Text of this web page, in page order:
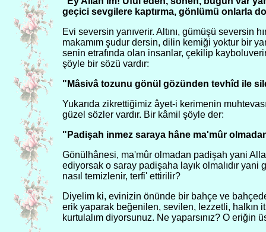
geçici sevgilere kaptırma, gönlümü onlarla
Evi seversin yanıverir. Altını, gümüşü seversin
makamım şudur dersin, dilin kemiği yoktur bir
senin etrafında olan insanlar, çekilip
şöyle bir sözü vardır:
"Mâsivâ tozunu gönül gözünden tevhîd ile
Yukarıda zikrettiğimiz âyet-i kerimenin
güzel sözler vardır. Bir kâmil şöyle der:
"Padişah inmez saraya hâne ma'mûr
Gönülhânesi, ma'mûr olmadan padişah yani
ediyorsak o saray padişaha layık olmalıdır yani
nasıl temizlenir, terfi' ettirilir?
Diyelim ki, evinizin önünde bir bahçe ve
erik yaparak beğenilen, sevilen, lezzetli, halkın
kurtulalım diyorsunuz. Ne yaparsınız? O eriğin